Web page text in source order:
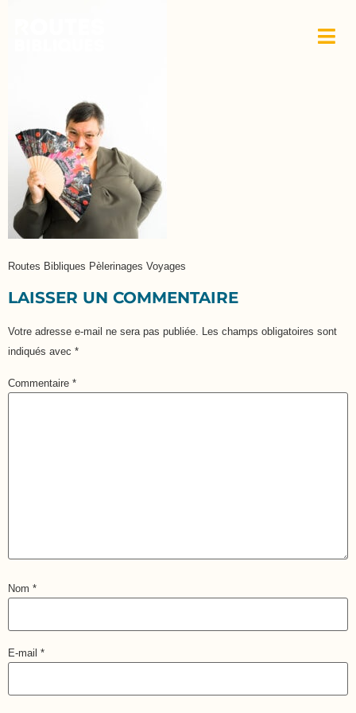
Routes Bibliques Pèlerinages Voyages
LAISSER UN COMMENTAIRE
Votre adresse e-mail ne sera pas publiée.
Les champs obligatoires sont
indiqués avec *
Commentaire *
Nom *
E-mail *